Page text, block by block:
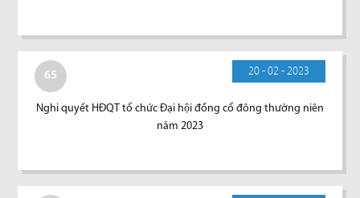
65 20 - 02 - 2023
Nghi quyết HĐQT tổ chức Đại hội đồng cổ đông thường niên
năm 2023